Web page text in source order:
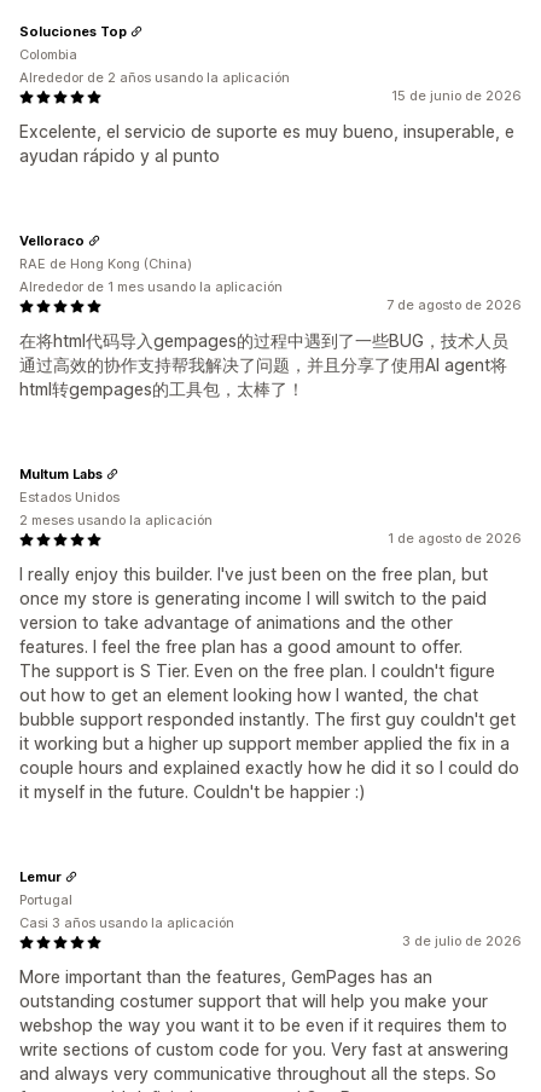
15 de junio de 2026
Excelente, el servicio de suporte es muy bueno, insuperable, e
ayudan rápido y al punto
Soluciones Top
Colombia
Alrededor de 2 años usando la aplicación
7 de agosto de 2026
在将html代码导入gempages的过程中遇到了一些BUG，技术人员
通过高效的协作支持帮我解决了问题，并且分享了使用AI agent将
html转gempages的工具包，太棒了！
Velloraco
RAE de Hong Kong (China)
Alrededor de 1 mes usando la aplicación
1 de agosto de 2026
I really enjoy this builder. I've just been on the free plan, but
once my store is generating income I will switch to the paid
version to take advantage of animations and the other
features. I feel the free plan has a good amount to offer.
The support is S Tier. Even on the free plan. I couldn't figure
out how to get an element looking how I wanted, the chat
bubble support responded instantly. The first guy couldn't get
it working but a higher up support member applied the fix in a
couple hours and explained exactly how he did it so I could do
it myself in the future. Couldn't be happier :)
Multum Labs
Estados Unidos
2 meses usando la aplicación
3 de julio de 2026
More important than the features, GemPages has an
outstanding costumer support that will help you make your
webshop the way you want it to be even if it requires them to
write sections of custom code for you. Very fast at answering
and always very communicative throughout all the steps. So
Lemur
Portugal
Casi 3 años usando la aplicación